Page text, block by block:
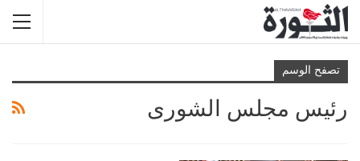
تصفح الوسم
رئيس مجلس الشورى